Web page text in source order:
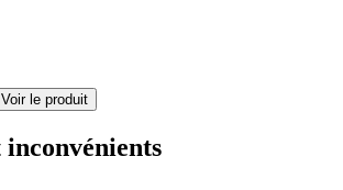
Voir le produit
inconvénients